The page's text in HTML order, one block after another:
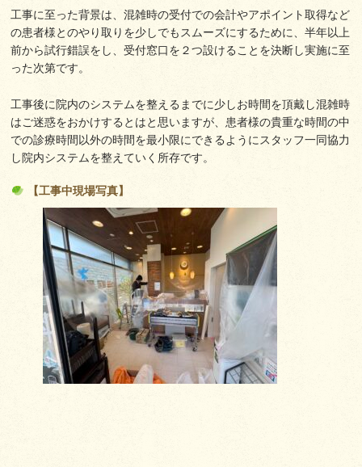
工事に至った背景は、混雑時の受付での会計やアポイント取得など
の患者様とのやり取りを少しでもスムーズにするために、半年以上
前から試行錯誤をし、受付窓口を２つ設けることを決断し実施に至
った次第です。
工事後に院内のシステムを整えるまでに少しお時間を頂戴し混雑時
はご迷惑をおかけするとはと思いますが、患者様の貴重な時間の中
での診療時間以外の時間を最小限にできるようにスタッフ一同協力
し院内システムを整えていく所存です。
【工事中現場写真】